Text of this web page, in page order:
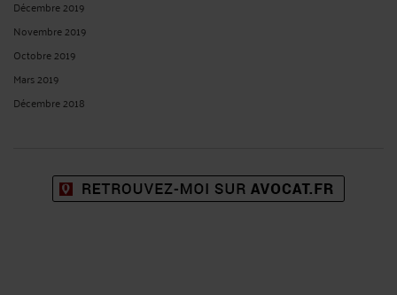
CONDITIONS GÉNÉRALES DE VENTE : ATTENTION AU REFUS DE
COMMUNICATION
Par Murielle-Isabelle CAHEN
Si le fournisseur est libre de refuser de vendre ses produits ou services, il est
toutefois dans l'obligation de communiquer ses conditions générales de vente à